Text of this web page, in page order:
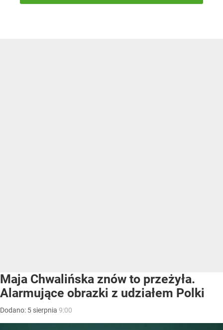
Maja Chwalińska znów to przeżyła.
Alarmujące obrazki z udziałem Polki
Dodano: 5 sierpnia 9:00